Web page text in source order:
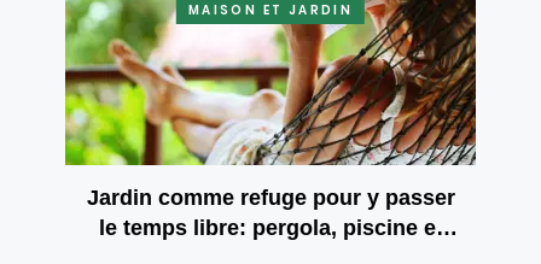
MAISON ET JARDIN
Jardin comme refuge pour y passer
le temps libre: pergola, piscine et